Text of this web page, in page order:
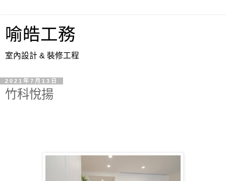
喻皓工務
室內設計 & 裝修工程
2021年7月13日
竹科悅揚